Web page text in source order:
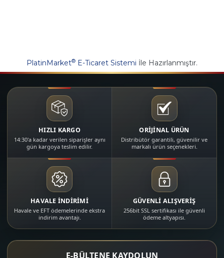
PlatinMarket® E-Ticaret Sistemi İle Hazırlanmıştır.
HIZLI KARGO
14:30'a kadar verilen siparişler aynı
gün kargoya teslim edilir.
ORİJİNAL ÜRÜN
Distribütör garantili, güvenilir ve
markalı ürün seçenekleri.
HAVALE İNDİRİMİ
Havale ve EFT ödemelerinde ekstra
indirim avantajı.
GÜVENLİ ALIŞVERİŞ
256bit SSL sertifikası ile güvenli
ödeme altyapısı.
E-BÜLTENE KAYDOLUN